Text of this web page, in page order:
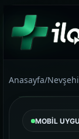
Anasayfa/
MOBİL